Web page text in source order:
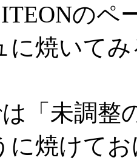
のペ
に焼いて
「未調整
に焼けて